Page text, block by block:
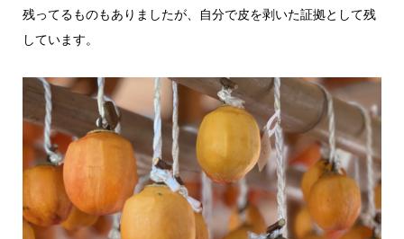
残ってるものもありましたが、自分で皮を剥いた証拠として残
しています。